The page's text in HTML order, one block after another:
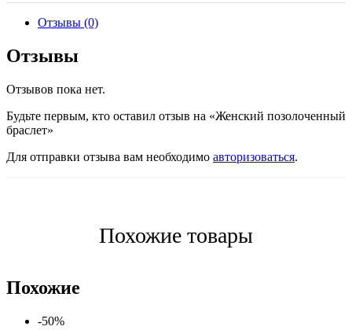
Отзывы (0)
Отзывы
Отзывов пока нет.
Будьте первым, кто оставил отзыв на «Женский позолоченный
браслет»
Для отправки отзыва вам необходимо авторизоваться.
Похожие товары
Похожие
-50%